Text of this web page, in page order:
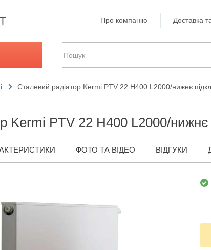
Про компанію Доставка
Сталевий радіатор Kermi PTV 22 H400 L2000/нижнє
Kermi PTV 22 H400 L2000/нижнє
ФОТО ТА ВІДЕО ВІДГУКИ